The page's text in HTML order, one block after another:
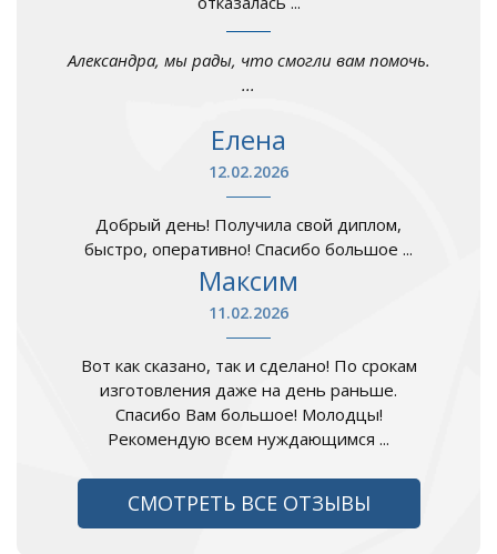
Александра, мы рады, что смогли вам помочь.
...
Елена
12.02.2026
Добрый день! Получила свой диплом,
быстро, оперативно! Спасибо большое ...
Максим
11.02.2026
Вот как сказано, так и сделано! По срокам
изготовления даже на день раньше.
Спасибо Вам большое! Молодцы!
Рекомендую всем нуждающимся ...
СМОТРЕТЬ ВСЕ ОТЗЫВЫ